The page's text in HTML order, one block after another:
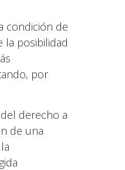
condición de
la posibilidad
por
derecho a
de una